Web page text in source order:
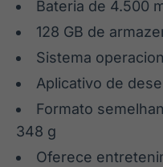
Bateria de 4.500
128 GB de
Sistema
Aplicativo de
Formato
348 g
Oferece